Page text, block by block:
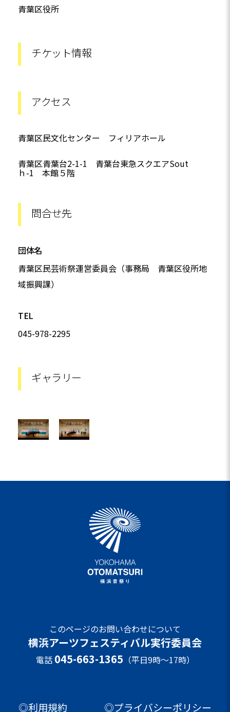
青葉区役所
チケット情報
アクセス
青葉区民文化センター フィリアホール
青葉区青葉台2-1-1 青葉台東急スクエアSout
ｈ-1 本館５階
問合せ先
団体名
青葉区民芸術祭運営委員会（事務局 青葉区役所地
域振興課）
TEL
045-978-2295
ギャラリー
このページのお問い合わせについて
横浜アーツフェスティバル実行委員会
電話 045-663-1365 （平日9時～17時）
◎利用規約 ◎プライバシーポリシー